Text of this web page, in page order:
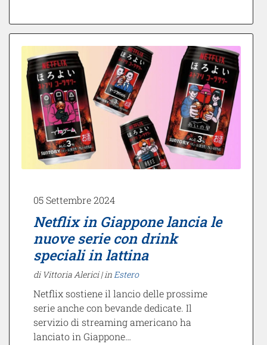
05 Settembre 2024
Netflix in Giappone lancia le
nuove serie con drink
speciali in lattina
di Vittoria Alerici |inEstero
Netflix sostiene il lancio delle prossime
serie anche con bevande dedicate. Il
servizio di streaming americano ha
lanciato in Giappone…